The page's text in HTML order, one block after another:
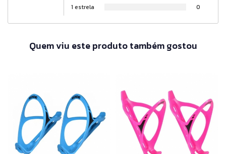
1 estrela
0
Quem viu este produto também gostou